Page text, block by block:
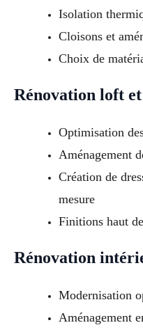
Isolation
Cloisons et
Choix de
Rénovation loft et
Optimisation
Aménagement
Création de
mesure
Finitions haut
Rénovation
Modernisation
Aménagement